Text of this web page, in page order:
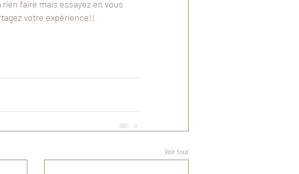
faire mais essayez en vous
votre expérience!!
Voir tout